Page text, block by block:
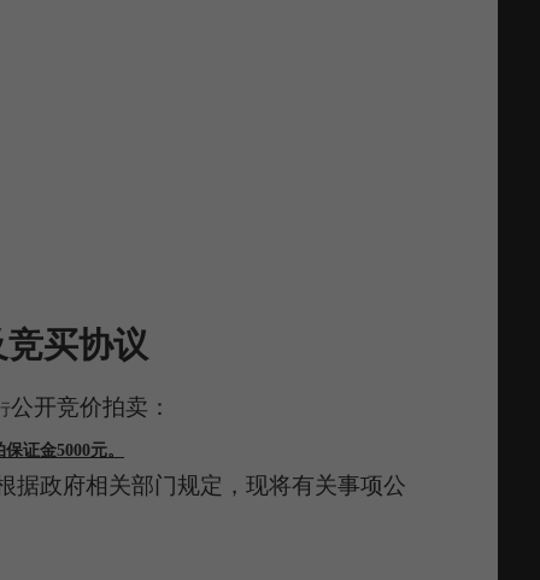
买协议
公开竞价拍卖：
证金5000元。
据政府相关部门规定，现将有关事项公